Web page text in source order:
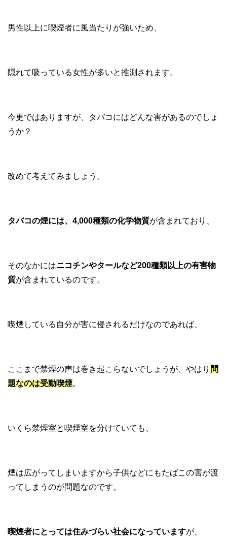
男性以上に喫煙者に風当たりが強いため、
隠れて吸っている女性が多いと推測されます。
今更ではありますが、タバコにはどんな害があるのでしょ
うか？
改めて考えてみましょう。
タバコの煙には、4,000種類の化学物質が含まれており、
そのなかにはニコチンやタールなど200種類以上の有害物
質が含まれているのです。
喫煙している自分が害に侵されるだけなのであれば、
ここまで禁煙の声は巻き起こらないでしょうが、やはり 問
題なのは受動喫煙。
いくら禁煙室と喫煙室を分けていても、
煙は広がってしまいますから子供などにもたばこの害が渡
ってしまうのが問題なのです。
喫煙者にとっては住みづらい社会になっていますが、